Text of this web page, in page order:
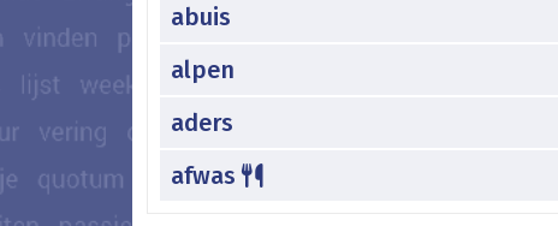
abuis
alpen
aders
afwas